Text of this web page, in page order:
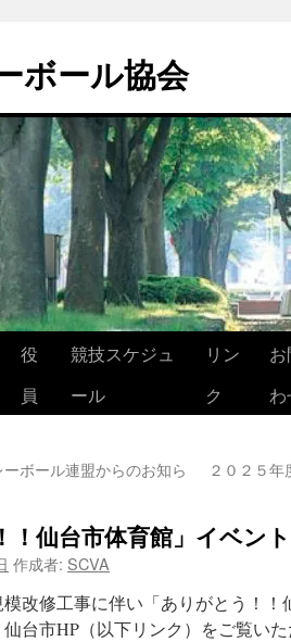
ボール協会
役
員
競技スケジュ
ール
リン
ク
ボール連盟からのお知ら
２０２５
！仙台市体育館」イベン
作成者: SCVA
改修工事に伴い「ありがとう！
台市HP（以下リンク）をご覧い